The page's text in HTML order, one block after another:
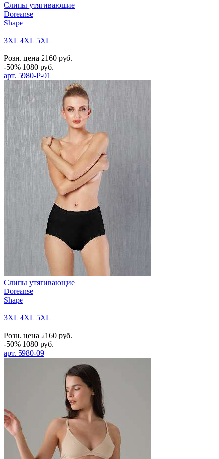
Слипы утягивающие
Doreanse
Shape
3XL 4XL 5XL
Розн. цена 2160 руб.
-50% 1080 руб.
арт. 5980-P-01
Слипы утягивающие
Doreanse
Shape
3XL 4XL 5XL
Розн. цена 2160 руб.
-50% 1080 руб.
арт. 5980-09